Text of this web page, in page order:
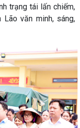
trạng tái lấn chiếm,
văn minh, sáng,